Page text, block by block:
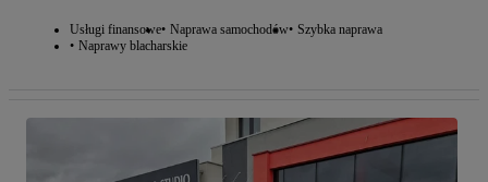
Usługi finansowe Naprawa samochodów Szybka naprawa
Naprawy blacharskie